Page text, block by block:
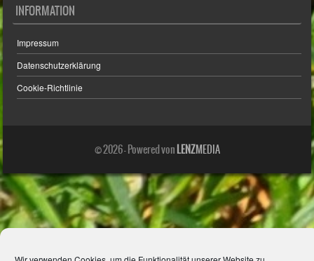
INFORMATION
Impressum
Datenschutzerklärung
Cookie-Richtlinie
© 2026 - Powered vonLENZMEDIA